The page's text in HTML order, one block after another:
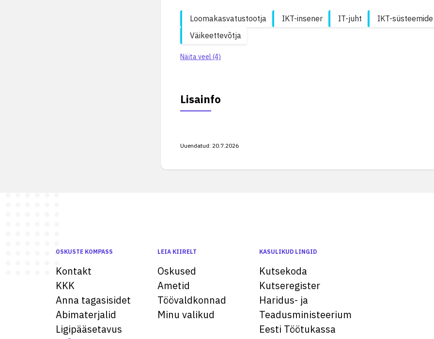
Loomakasvatustootja IKT-insener IT-juht
IKT-
Väikeettevõtja
Näita veel (4)
Lisainfo
Uuendatud: 20.7.2026
OSKUSTE KOMPASS
Kontakt
KKK
Anna tagasisidet
Abimaterjalid
Ligipääsetavus
LEIA KIIRELT
Oskused
Ametid
Töövaldkonnad
Minu valikud
KASULIKUD LINGID
Kutsekoda
Kutseregister
Haridus- ja
Teadusministeerium
Eesti Töötukassa